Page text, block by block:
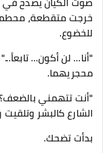
خرجت متقطعة،
للخضوع.
​"أنا... لن أكون...
محجريهما.
"أنت تتهمني
الشارع كالبشر
​بدأت تضحك.